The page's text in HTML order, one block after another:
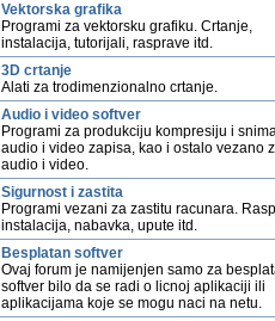
Vektorska grafika
Programi za vektorsku grafiku. Crtanje,
instalacija, tutorijali, rasprave itd.
3D crtanje
Alati za trodimenzionalno crtanje.
Audio i video softver
Programi za produkciju kompresiju i
audio i video zapisa, kao i ostalo vezano
audio i video.
Sigurnost i zastita
Programi vezani za zastitu racunara.
instalacija, nabavka, upute itd.
Besplatan softver
Ovaj forum je namijenjen samo za
softver bilo da se radi o licnoj aplikaciji ili
aplikacijama koje se mogu naci na netu.